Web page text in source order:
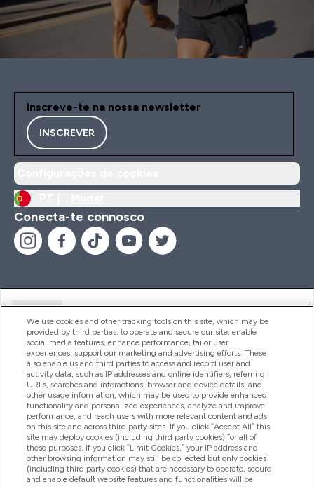
Inscreve-te na nossa newsletter
INSCREVER
Conecta-te connosco
Produtos
Informação
Fidelidade E Recompensas
We use cookies and other tracking tools on this site, which may be
provided by third parties, to operate and secure our site, enable
social media features, enhance performance, tailor user
experiences, support our marketing and advertising efforts. These
also enable us and third parties to access and record user and
activity data, such as IP addresses and online identifiers, referring
URLs, searches and interactions, browser and device details, and
other usage information, which may be used to provide enhanced
functionality and personalized experiences, analyze and improve
performance, and reach users with more relevant content and ads
on this site and across third party sites. If you click “Accept All” this
site may deploy cookies (including third party cookies) for all of
these purposes. If you click “Limit Cookies,” your IP address and
other browsing information may still be collected but only cookies
(including third party cookies) that are necessary to operate, secure
and enable default website features and functionalities will be